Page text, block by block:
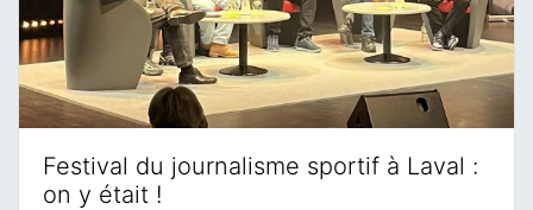
Festival du journalisme sportif à Laval :
on y était !